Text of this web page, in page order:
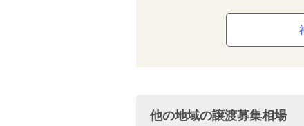
他の地域の譲渡募集相場